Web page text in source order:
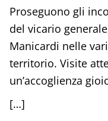
Proseguono gli
del vicario
Manicardi nelle
territorio. Visite
un’accoglienza
[…]